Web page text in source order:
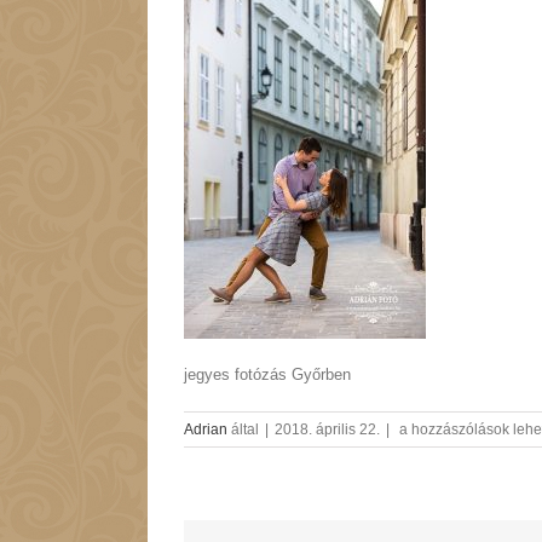
jegyes fotózás Győrben
Adrian által 2018. április 22.
bejegyzéshez
a hozzászólások